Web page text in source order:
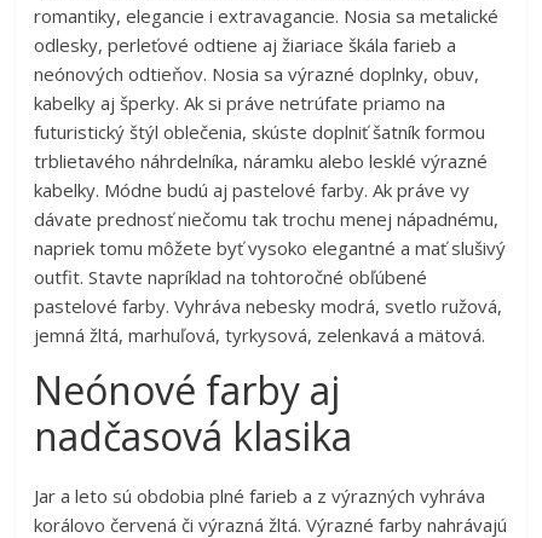
romantiky, elegancie i extravagancie. Nosia sa metalické
odlesky, perleťové odtiene aj žiariace škála farieb a
neónových odtieňov. Nosia sa výrazné doplnky, obuv,
kabelky aj šperky. Ak si práve netrúfate priamo na
futuristický štýl oblečenia, skúste doplniť šatník formou
trblietavého náhrdelníka, náramku alebo lesklé výrazné
kabelky. Módne budú aj pastelové farby. Ak práve vy
dávate prednosť niečomu tak trochu menej nápadnému,
napriek tomu môžete byť vysoko elegantné a mať slušivý
outfit. Stavte napríklad na tohtoročné obľúbené
pastelové farby. Vyhráva nebesky modrá, svetlo ružová,
jemná žltá, marhuľová, tyrkysová, zelenkavá a mätová.
Neónové farby aj
nadčasová klasika
Jar a leto sú obdobia plné farieb a z výrazných vyhráva
korálovo červená či výrazná žltá. Výrazné farby nahrávajú